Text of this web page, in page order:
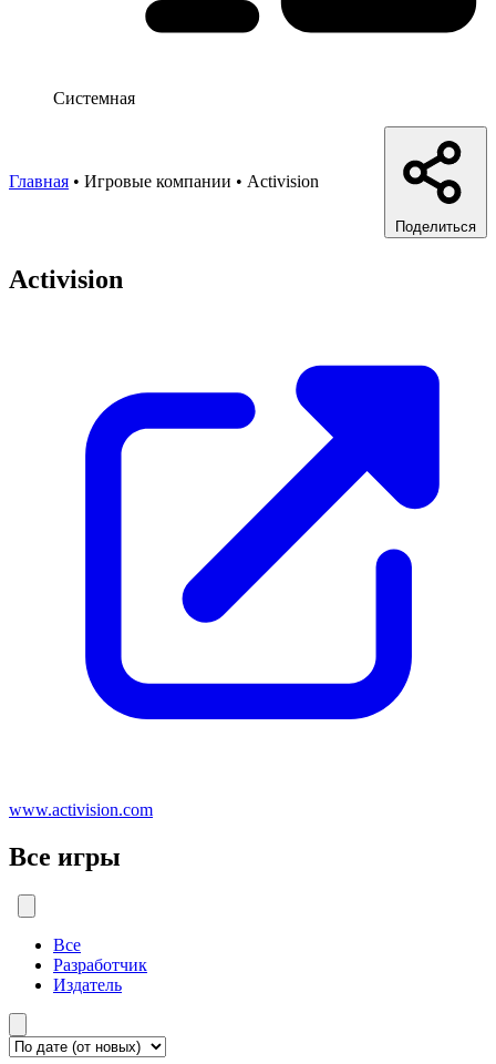
Системная
Главная • Игровые компании • Activision
Поделиться
Activision
www.activision.com
Все игры
Все
Разработчик
Издатель